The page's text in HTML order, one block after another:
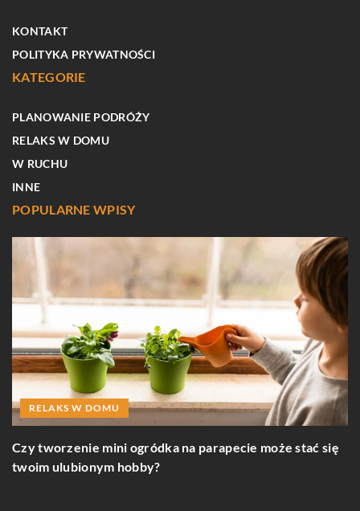
KONTAKT
POLITYKA PRYWATNOŚCI
KATEGORIE
PLANOWANIE PODRÓŻY
RELAKS W DOMU
W RUCHU
INNE
POPULARNE WPISY
RELAKS W DOMU
Czy tworzenie mini ogródka na parapecie może stać się
twoim ulubionym hobby?